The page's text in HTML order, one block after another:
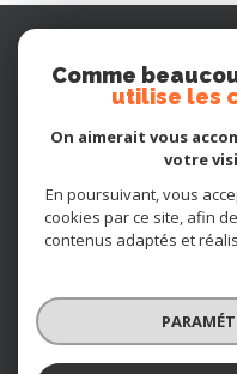
BOISSON
05 45 82 84 80
4 Rue Henri Fichon
16100 Cognac
Comme
utilise les
On aimerait vous
votre
En poursuivant, vous
cookies par ce site, afin
contenus adaptés et